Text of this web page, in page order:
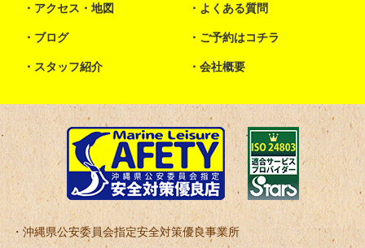
アクセス・地図 よくある質問
ブログ ご予約はコチラ
スタッフ紹介 会社概要
沖縄県公安委員会指定安全対策優良事業所